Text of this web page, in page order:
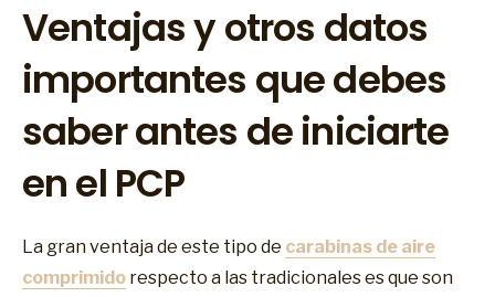
Ventajas y otros datos
importantes que debes
saber antes de iniciarte
en el PCP
La gran ventaja de este tipo de carabinas de aire
comprimido respecto a las tradicionales es que son